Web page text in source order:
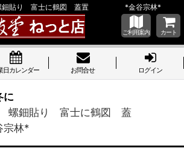
螺鈿貼り 富士に鶴図 蓋置 *金谷宗林*
ご利用案内 カート
日カレンダー お問合せ ログイン
に
螺鈿貼り 富士に鶴図 蓋
林*